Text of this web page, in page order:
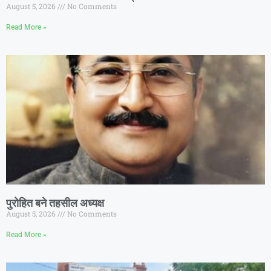
August 5, 2026 No Comments
Read More »
पुरोहित बने तहसील अध्यक्ष
August 5, 2026 No Comments
Read More »